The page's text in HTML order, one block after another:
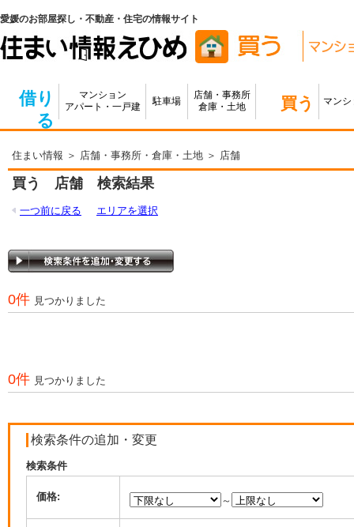
愛媛のお部屋探し・不動産・住宅の情報サイト
借り
る
マンション
アパート・一戸建
駐車場
店舗・事務所
倉庫・土地
買う マンシ
住まい情報 ＞ 店舗・事務所・倉庫・土地 ＞ 店舗
買う 店舗 検索結果
一つ前に戻る エリアを選択
0件 見つかりました
0件 見つかりました
検索条件の追加・変更
検索条件
価格: ～